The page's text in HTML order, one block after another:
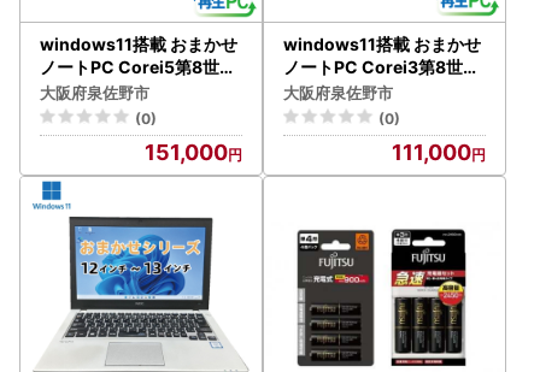
windows11搭載 おまかせ
ノートPC Corei5第8世代
CPU メモリ8GB SSD480
GB 12～13型
大阪府泉佐野市
(0)
151,000
windows11搭載 おまかせ
ノートPC Corei3第8世代
CPU メモリ8GB SSD120
GB 15～15.6型
大阪府泉佐野市
(0)
111,000